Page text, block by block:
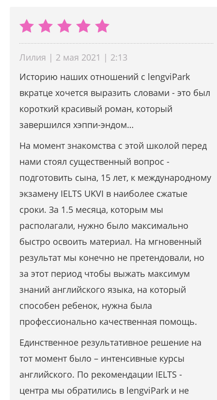
Лилия | 2 мая 2021 | 2:13
Историю наших отношений с lengviPark
вкратце хочется выразить словами - это был
короткий красивый роман, который
завершился хэппи-эндом…
На момент знакомства с этой школой перед
нами стоял существенный вопрос -
подготовить сына, 15 лет, к международному
экзамену IELTS UKVI в наиболее сжатые
сроки. За 1.5 месяца, которым мы
располагали, нужно было максимально
быстро освоить материал. На мгновенный
результат мы конечно не претендовали, но
за этот период чтобы выжать максимум
знаний английского языка, на который
способен ребенок, нужна была
профессионально качественная помощь.
Единственное результативное решение на
тот момент было – интенсивные курсы
английского. По рекомендации IELTS -
центра мы обратились в lengviPark и не